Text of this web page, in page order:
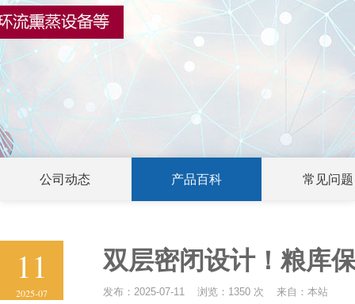
公司动态 产品百科 常见问题
11
2025-07
双层密闭设计！粮库
发布：2025-07-11 浏览：1350 次 来自：本站